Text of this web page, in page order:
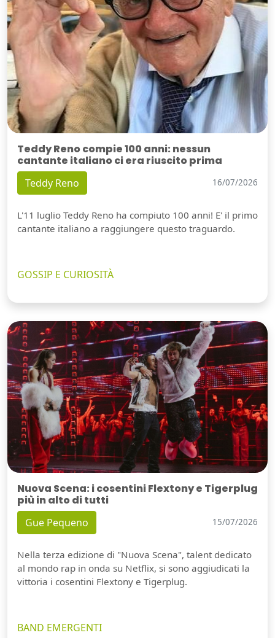
Teddy Reno compie 100 anni: nessun
cantante italiano ci era riuscito prima
Teddy Reno 16/07/2026
L'11 luglio Teddy Reno ha compiuto 100 anni! E' il primo
cantante italiano a raggiungere questo traguardo.
GOSSIP E CURIOSITÀ
Nuova Scena: i cosentini Flextony e Tigerplug
più in alto di tutti
Gue Pequeno 15/07/2026
Nella terza edizione di "Nuova Scena", talent dedicato
al mondo rap in onda su Netflix, si sono aggiudicati la
vittoria i cosentini Flextony e Tigerplug.
BAND EMERGENTI